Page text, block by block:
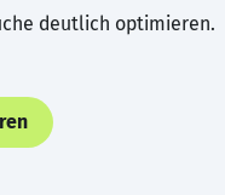
deutlich optimieren.